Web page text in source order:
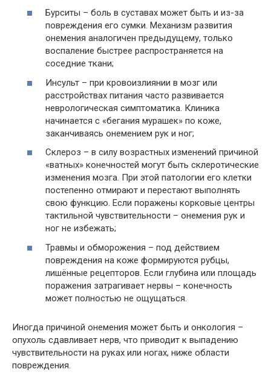
Бурситы – боль в суставах может быть и из-за
повреждения его сумки. Механизм развития
онемения аналогичен предыдущему, только
воспаление быстрее распространяется на
соседние ткани;
Инсульт – при кровоизлиянии в мозг или
расстройствах питания часто развивается
неврологическая симптоматика. Клиника
начинается с «бегания мурашек» по коже,
заканчиваясь онемением рук и ног;
Склероз – в силу возрастных изменений причиной
«ватных» конечностей могут быть склеротические
изменения мозга. При этой патологии его клетки
постепенно отмирают и перестают выполнять
свою функцию. Если поражены корковые центры
тактильной чувствительности – онемения рук и
ног не избежать;
Травмы и обморожения – под действием
повреждения на коже формируются рубцы,
лишённые рецепторов. Если глубина или площадь
поражения затрагивает нервы – конечность
может полностью не ощущаться.
Иногда причиной онемения может быть и онкология –
опухоль сдавливает нерв, что приводит к выпадению
чувствительности на руках или ногах, ниже области
повреждения.